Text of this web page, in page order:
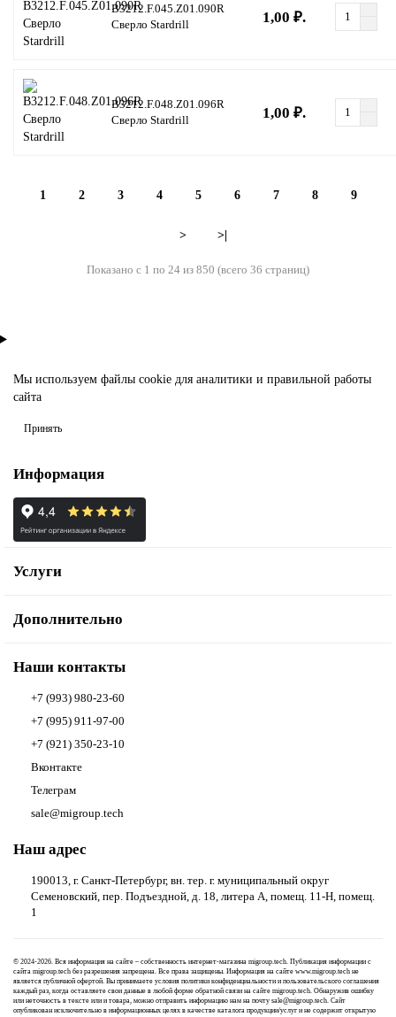
B3212.F.045.Z01.090R
Сверло Stardrill
1,00 ₽.
B3212.F.048.Z01.096R
Сверло Stardrill
1,00 ₽.
1 2 3 4 5 6 7 8 9
> >|
Показано с 1 по 24 из 850 (всего 36 страниц)
Мы используем файлы cookie для аналитики и правильной работы
сайта
Принять
Информация
Услуги
Дополнительно
Наши контакты
+7 (993) 980-23-60
+7 (995) 911-97-00
+7 (921) 350-23-10
Вконтакте
Телеграм
sale@migroup.tech
Наш адрес
190013, г. Санкт-Петербург, вн. тер. г. муниципальный округ
Семеновский, пер. Подъездной, д. 18, литера А, помещ. 11-Н, помещ.
1
© 2024-2026. Вся информация на сайте – собственность интернет-магазина migroup.tech. Публикация информации с
сайта migroup.tech без разрешения запрещена. Все права защищены. Информация на сайте www.migroup.tech не
является публичной офертой. Вы принимаете условия политики конфиденциальности и пользовательского соглашения
каждый раз, когда оставляете свои данные в любой форме обратной связи на сайте migroup.tech. Обнаружив ошибку
или неточность в тексте или и товара, можно отправить информацию нам на почту sale@migroup.tech. Сайт
опубликован исключительно в информационных целях в качестве каталога продукции/услуг и не содержит открытую